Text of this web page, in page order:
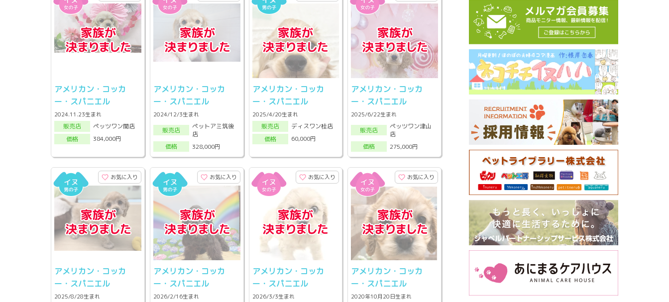
アメリカン・コッカ
ー・スパニエル
2024.11.23生まれ
販売店
ペッツワン関店
価格
384,000円
アメリカン・コッカ
ー・スパニエル
2024/12/3生まれ
販売店
ペットアミ筑後
店
価格
328,000円
アメリカン・コッカ
ー・スパニエル
2025/4/20生まれ
販売店
ディスワン桂店
価格
60,000円
アメリカン・コッカ
ー・スパニエル
2025/6/22生まれ
販売店
ペッツワン津山
店
価格
275,000円
お気に入り
アメリカン・コッカ
ー・スパニエル
2025/8/28生まれ
お気に入り
アメリカン・コッカ
ー・スパニエル
2026/2/16生まれ
お気に入り
アメリカン・コッカ
ー・スパニエル
2026/3/3生まれ
お気に入り
アメリカン・コッカ
ー・スパニエル
2020年10月20日生まれ